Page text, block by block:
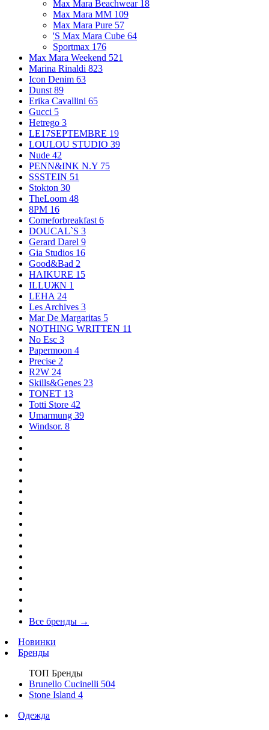
Max Mara Beachwear 18
Max Mara MM 109
Max Mara Pure 57
'S Max Mara Cube 64
Sportmax 176
Max Mara Weekend 521
Marina Rinaldi 823
Icon Denim 63
Dunst 89
Erika Cavallini 65
Gucci 5
Hetrego 3
LE17SEPTEMBRE 19
LOULOU STUDIO 39
Nude 42
PENN&INK N.Y 75
SSSTEIN 51
Stokton 30
TheLoom 48
8PM 16
Comeforbreakfast 6
DOUCAL`S 3
Gerard Darel 9
Gia Studios 16
Good&Bad 2
HAIKURE 15
ILLUЖN 1
LEHA 24
Les Archives 3
Mar De Margaritas 5
NOTHING WRITTEN 11
No Esc 3
Papermoon 4
Precise 2
R2W 24
Skills&Genes 23
TONET 13
Totti Store 42
Umarmung 39
Windsor. 8
Все бренды →
Новинки
Бренды
ТОП Бренды
Brunello Cucinelli 504
Stone Island 4
Одежда